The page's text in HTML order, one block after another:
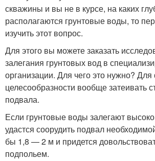
скважины и вы не в курсе, на каких
располагаются грунтовые воды, то
изучить этот вопрос.
Для этого вы можете заказать
залегания грунтовых вод в
организации. Для чего это нужно?
целесообразности вообще затеивать
подвала.
Если грунтовые воды залегают
удастся соорудить подвал
бы 1,8 — 2 м и придется
подпольем.